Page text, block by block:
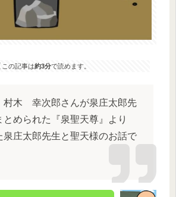
この記事は約3分で読めます。
村木 幸次郎さんが泉庄太郎先
とめられた『泉聖天尊』より
泉庄太郎先生と聖天様のお話で